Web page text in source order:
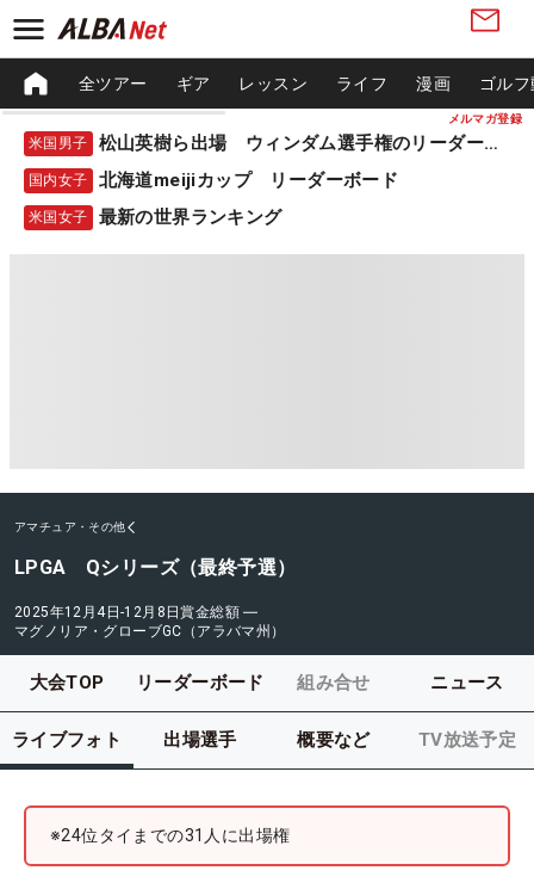
メルマガ登録
全ツアー ギア レッスン ライフ 漫画 ゴル
米国男子 松山英樹ら出場 ウィンダム選手権のリーダーボード
国内女子 北海道meijiカップ リーダーボード
米国女子 最新の世界ランキング
アマチュア・その他
LPGA Qシリーズ（最終予選）
2025年12月4日-12月8日賞金総額 ―
マグノリア・グローブGC（アラバマ州）
大会TOP リーダーボード 組み合せ ニュース
ライブフォト 出場選手 概要など TV放送予定
※24位タイまでの31人に出場権